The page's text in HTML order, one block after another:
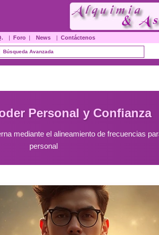
| Foro| News | Contáctenos
Búsqueda Avanzada
Personal y Confianza
mediante el alineamiento de frecuencias
personal